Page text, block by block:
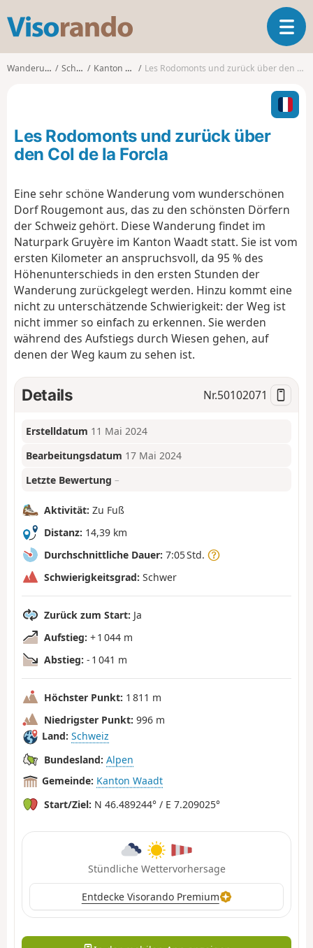
s
o
T
o
l
n
t
o
Wanderungen Schweiz Kanton Waadt Les Rodomonts und zurück über den Col de la Forcla
Les Rodomonts und zurück über
den Col de la Forcla
Eine sehr schöne Wanderung vom wunderschönen
Dorf Rougemont aus, das zu den schönsten Dörfern
der Schweiz gehört. Diese Wanderung findet im
Naturpark Gruyère im Kanton Waadt statt. Sie ist vom
ersten Kilometer an anspruchsvoll, da 95 % des
Höhenunterschieds in den ersten Stunden der
Wanderung zurückgelegt werden. Hinzu kommt eine
nicht zu unterschätzende Schwierigkeit: der Weg ist
nicht immer so einfach zu erkennen. Sie werden
während des Aufstiegs durch Wiesen gehen, auf
denen der Weg kaum zu sehen ist.
Details Nr.50102071
Erstelldatum 11 Mai 2024
Bearbeitungsdatum 17 Mai 2024
Letzte Bewertung –
Aktivität: Zu Fuß
Distanz: 14,39 km
Durchschnittliche Dauer: 7:05 Std.
Schwierigkeitsgrad: Schwer
Zurück zum Start: Ja
Aufstieg: + 1 044 m
Abstieg: - 1 041 m
Höchster Punkt: 1 811 m
Niedrigster Punkt: 996 m
Land: Schweiz
Bundesland: Alpen
Gemeinde: Kanton Waadt
Start/Ziel: N 46.489244° / E 7.209025°
Stündliche Wettervorhersage
Entdecke Visorando Premium